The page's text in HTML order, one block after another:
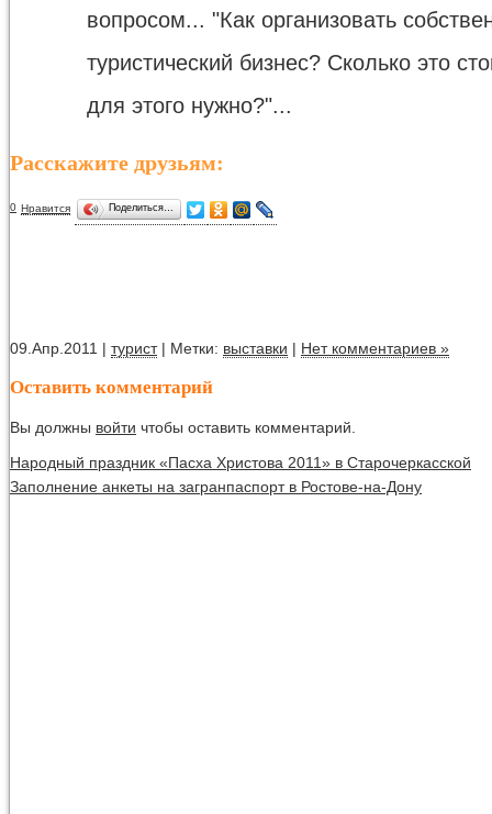
вопросом... "Как организовать
туристический бизнес? Сколько это
для этого нужно?"...
Расскажите друзьям:
0 Нравится Поделиться…
09.Апр.2011 | турист| Метки: выставки | Нет комментариев »
Оставить комментарий
Вы должны войти чтобы оставить комментарий.
Народный праздник «Пасха Христова 2011» в Старочеркасской
Заполнение анкеты на загранпаспорт в Ростове-на-Дону